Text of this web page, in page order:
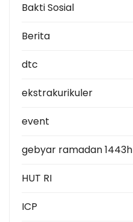
Bakti Sosial
Berita
dtc
ekstrakurikuler
event
gebyar ramadan 1443h
HUT RI
ICP